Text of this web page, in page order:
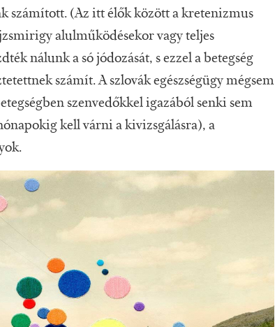
számított. (Az itt élők között a kretenizmus
alulműködésekor vagy teljes
nálunk a só jódozását, s ezzel a betegség
számít. A szlovák egészségügy mégsem
szenvedőkkel igazából senki sem
kell várni a kivizsgálásra), a